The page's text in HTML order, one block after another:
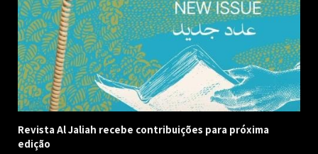
Revista Al Jaliah recebe contribuições para próxima
edição